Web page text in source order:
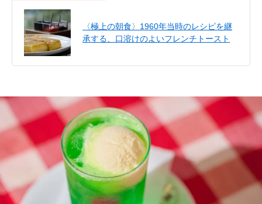
〈極上の朝食〉1960年当時のレシピを継
承する、口溶けのよいフレンチトースト